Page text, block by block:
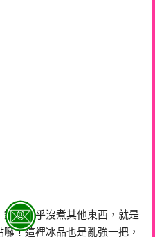
物幾乎沒煮其他東西，就是
！這裡冰品也是亂強一把，